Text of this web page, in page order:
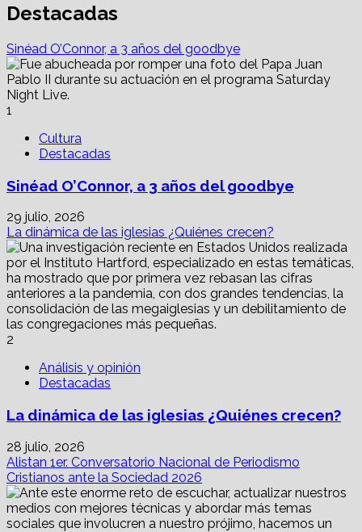
Destacadas
Sinéad O’Connor, a 3 años del goodbye
1
Cultura
Destacadas
Sinéad O’Connor, a 3 años del goodbye
29 julio, 2026
La dinámica de las iglesias ¿Quiénes crecen?
2
Análisis y opinión
Destacadas
La dinámica de las iglesias ¿Quiénes crecen?
28 julio, 2026
Alistan 1er. Conversatorio Nacional de Periodismo
Cristianos ante la Sociedad 2026